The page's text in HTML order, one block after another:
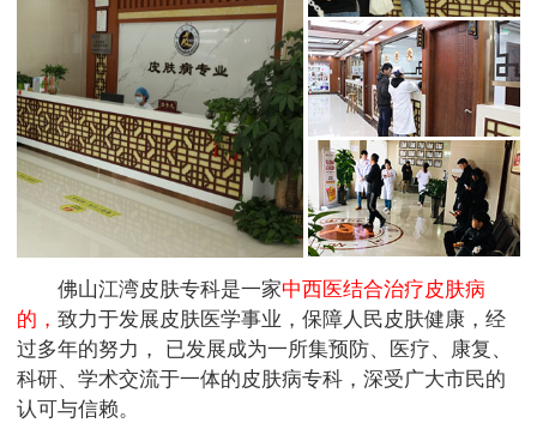
佛山江湾皮肤专科是一家中西医结合治疗皮肤病
的， 致力于发展皮肤医学事业，保障人民皮肤健康，经
过多年的努力， 已发展成为一所集预防、医疗、康复、
科研、学术交流于一体的皮肤病专科，深受广大市民的
认可与信赖。